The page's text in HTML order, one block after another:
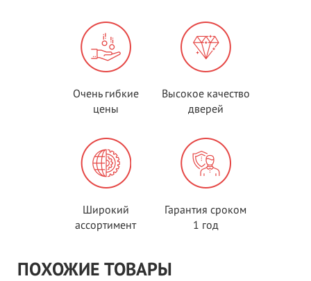
Очень гибкие
цены
Высокое качество
дверей
Широкий
ассортимент
Гарантия сроком
1 год
ПОХОЖИЕ ТОВАРЫ